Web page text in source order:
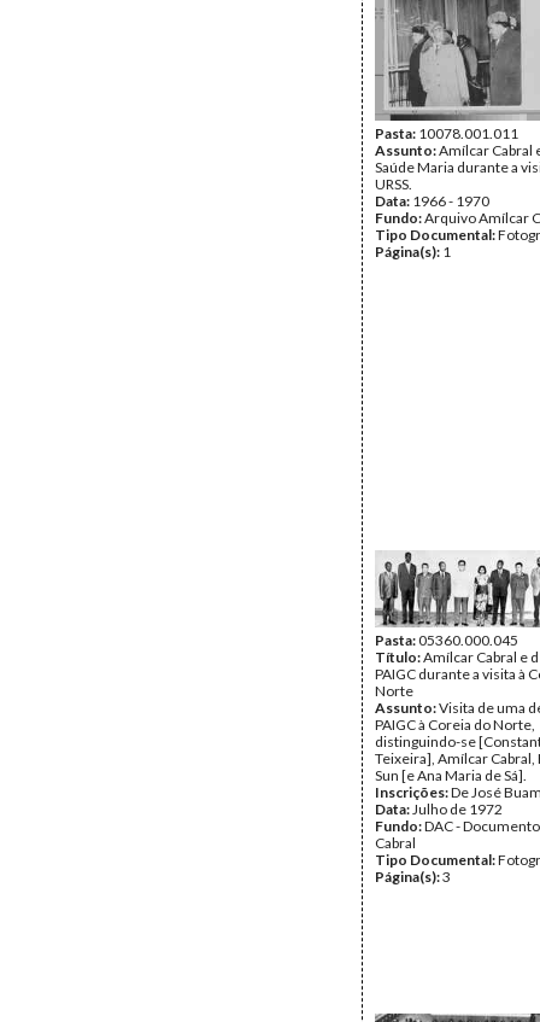
Pasta: 10078.001.011
Assunto:Amílcar Cabral
Saúde Maria durante a
URSS.
Data: 1966 - 1970
Fundo:Arquivo Amílcar
Tipo Documental:
Página(s): 1
Pasta:05360.000.045
Título:Amílcar Cabral e
PAIGC durante a visita à
Norte
Assunto:Visita de uma
PAIGC à Coreia do Norte,
distinguindo-se
Teixeira], Amílcar Cabral,
Sun [e Ana Maria de Sá].
Inscrições:De José
Data:Julho de 1972
Fundo:DAC -
Cabral
Tipo Documental:
Página(s):3